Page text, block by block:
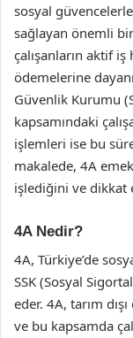
sosyal
sağlayan önemli
çalışanların aktif
ödemelerine
Güvenlik Kurumu
kapsamındaki
işlemleri ise bu
makalede, 4A
işlediğini ve dikkat
4A Nedir?
4A, Türkiye’de
SSK (Sosyal
eder. 4A, tarım
ve bu kapsamda